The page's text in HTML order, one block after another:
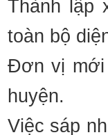
Thành lập
toàn bộ
Đơn vị mới
huyện.
Việc sáp